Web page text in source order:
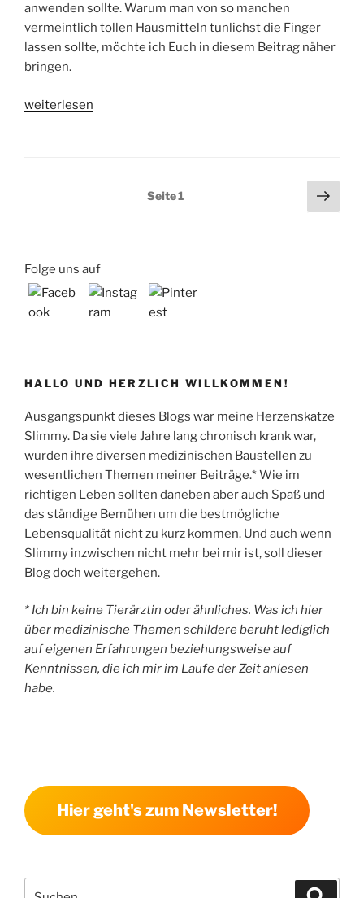
anwenden sollte. Warum man von so manchen
vermeintlich tollen Hausmitteln tunlichst die Finger
lassen sollte, möchte ich Euch in diesem Beitrag näher
bringen.
„Wenn
weiterlesen
Seitennummerierung
Seite1
Folge uns auf
HALLO UND HERZLICH WILLKOMMEN!
Ausgangspunkt dieses Blogs war meine Herzenskatze
Slimmy. Da sie viele Jahre lang chronisch krank war,
wurden ihre diversen medizinischen Baustellen zu
wesentlichen Themen meiner Beiträge.* Wie im
richtigen Leben sollten daneben aber auch Spaß und
das ständige Bemühen um die bestmögliche
Lebensqualität nicht zu kurz kommen. Und auch wenn
Slimmy inzwischen nicht mehr bei mir ist, soll dieser
Blog doch weitergehen.
* Ich bin keine Tierärztin oder ähnliches. Was ich hier
über medizinische Themen schildere beruht lediglich
auf eigenen Erfahrungen beziehungsweise auf
Kenntnissen, die ich mir im Laufe der Zeit anlesen
habe.
Hier geht's zum Newsletter!